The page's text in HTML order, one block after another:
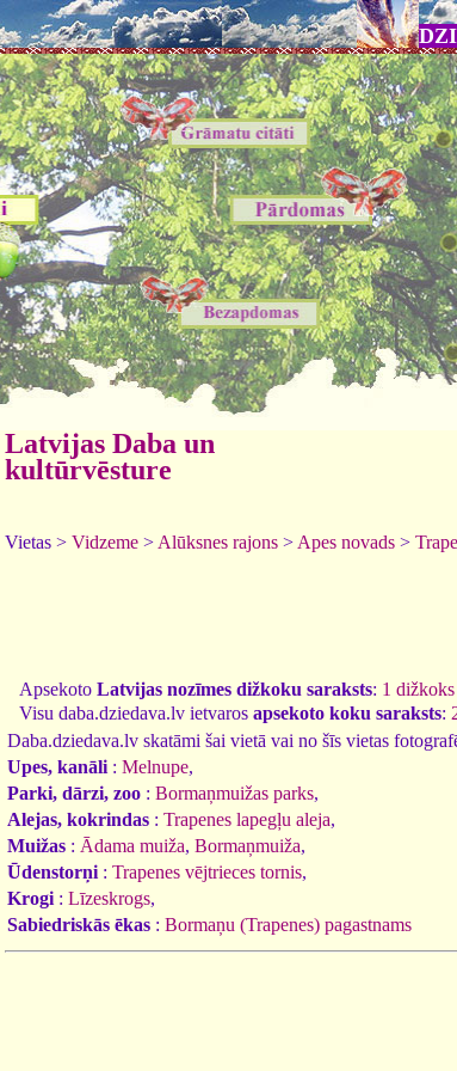
Latvijas Daba un
kultūrvēsture
Vietas > Vidzeme > Alūksnes rajons > Apes novads >
Apsekoto Latvijas nozīmes dižkoku saraksts: 1 dižkoks
Visu daba.dziedava.lv ietvaros apsekoto koku saraksts:
Daba.dziedava.lv skatāmi šai vietā vai no šīs vietas
Upes, kanāli : Melnupe,
Parki, dārzi, zoo : Bormaņmuižas parks,
Alejas, kokrindas : Trapenes lapegļu aleja,
Muižas : Ādama muiža, Bormaņmuiža,
Ūdenstorņi : Trapenes vējtrieces tornis,
Krogi : Līzeskrogs,
Sabiedriskās ēkas : Bormaņu (Trapenes) pagastnams